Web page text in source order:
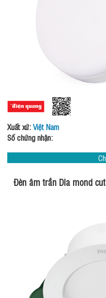
Xuất xứ:Việt Nam
Số chứng nhận:
Đèn âm trần Dia mond